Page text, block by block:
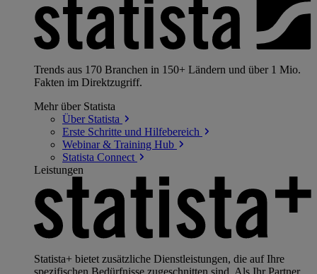
Trends aus 170 Branchen in 150+ Ländern und über 1 Mio.
Fakten im Direktzugriff.
Mehr über Statista
Über Statista
Erste Schritte und Hilfebereich
Webinar & Training Hub
Statista Connect
Leistungen
Statista+ bietet zusätzliche Dienstleistungen, die auf Ihre
spezifischen Bedürfnisse zugeschnitten sind. Als Ihr Partner